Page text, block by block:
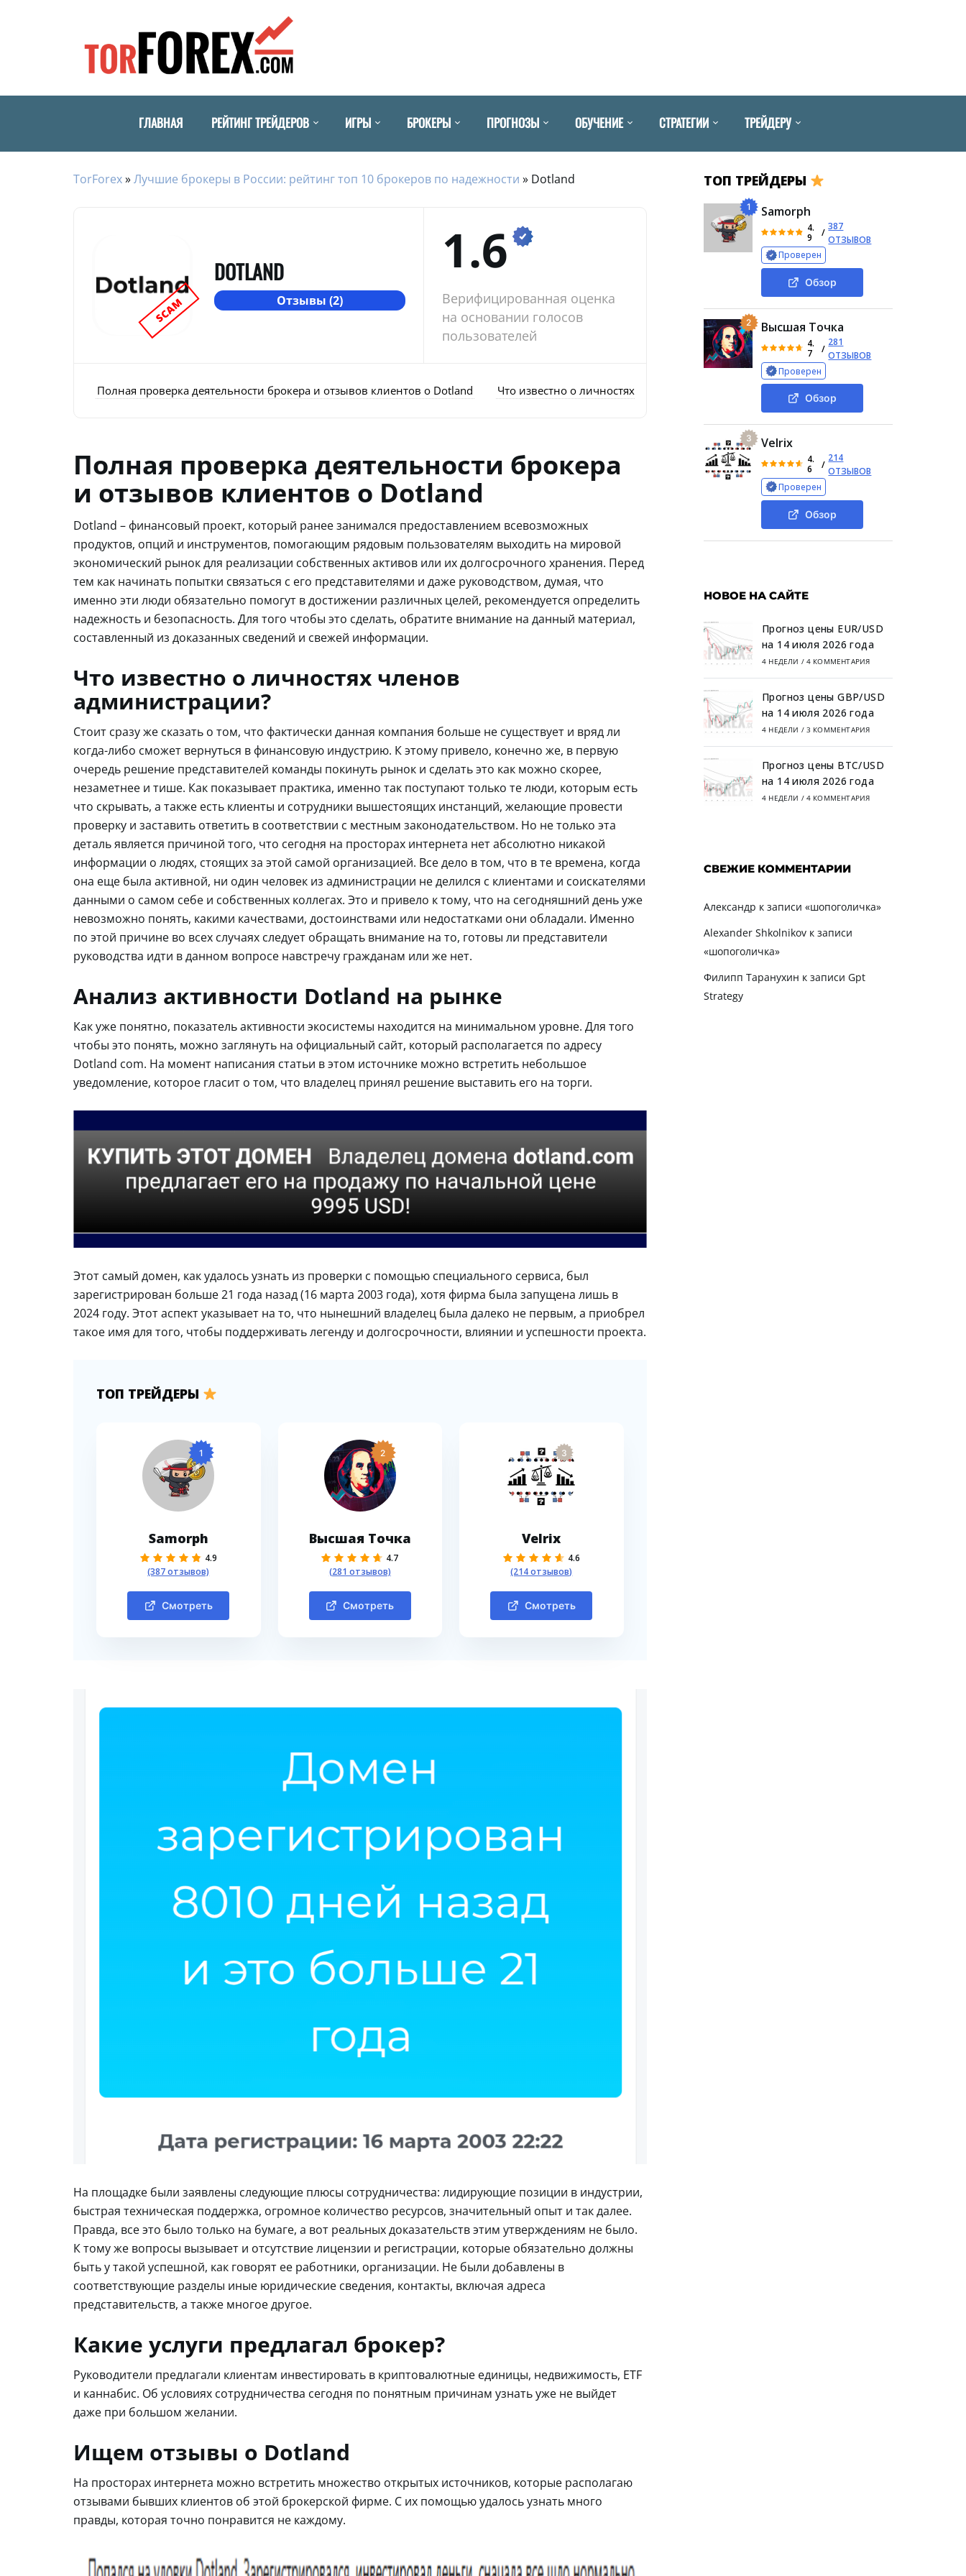
ГЛАВНАЯ РЕЙТИНГ ТРЕЙДЕРОВ ИГРЫ БРОКЕРЫ ПРОГНОЗЫ ОБУЧЕНИЕ СТРАТЕГИИ ТРЕЙДЕРУ
TorForex»Лучшие брокеры в России: рейтинг топ 10 брокеров по надежности » Dotland
SCAM
DOTLAND
Отзывы (2)
1.6
Верифицированная оценка
на основании голосов
пользователей
Полная проверка деятельности брокера и отзывов клиентов о Dotland Что известно о личностях членов администрации? Анализ активности Dotland на
Полная проверка деятельности брокера
и отзывов клиентов о Dotland
Dotland – финансовый проект, который ранее занимался предоставлением всевозможных
продуктов, опций и инструментов, помогающим рядовым пользователям выходить на мировой
экономический рынок для реализации собственных активов или их долгосрочного хранения. Перед
тем как начинать попытки связаться с его представителями и даже руководством, думая, что
именно эти люди обязательно помогут в достижении различных целей, рекомендуется определить
надежность и безопасность. Для того чтобы это сделать, обратите внимание на данный материал,
составленный из доказанных сведений и свежей информации.
Что известно о личностях членов
администрации?
Стоит сразу же сказать о том, что фактически данная компания больше не существует и вряд ли
когда-либо сможет вернуться в финансовую индустрию. К этому привело, конечно же, в первую
очередь решение представителей команды покинуть рынок и сделать это как можно скорее,
незаметнее и тише. Как показывает практика, именно так поступают только те люди, которым есть
что скрывать, а также есть клиенты и сотрудники вышестоящих инстанций, желающие провести
проверку и заставить ответить в соответствии с местным законодательством. Но не только эта
деталь является причиной того, что сегодня на просторах интернета нет абсолютно никакой
информации о людях, стоящих за этой самой организацией. Все дело в том, что в те времена, когда
она еще была активной, ни один человек из администрации не делился с клиентами и соискателями
данными о самом себе и собственных коллегах. Это и привело к тому, что на сегодняшний день уже
невозможно понять, какими качествами, достоинствами или недостатками они обладали. Именно
по этой причине во всех случаях следует обращать внимание на то, готовы ли представители
руководства идти в данном вопросе навстречу гражданам или же нет.
Анализ активности Dotland на рынке
Как уже понятно, показатель активности экосистемы находится на минимальном уровне. Для того
чтобы это понять, можно заглянуть на официальный сайт, который располагается по адресу
Dotland com. На момент написания статьи в этом источнике можно встретить небольшое
уведомление, которое гласит о том, что владелец принял решение выставить его на торги.
Этот самый домен, как удалось узнать из проверки с помощью специального сервиса, был
зарегистрирован больше 21 года назад (16 марта 2003 года), хотя фирма была запущена лишь в
2024 году. Этот аспект указывает на то, что нынешний владелец была далеко не первым, а приобрел
такое имя для того, чтобы поддерживать легенду и долгосрочности, влиянии и успешности проекта.
ТОП ТРЕЙДЕРЫ
1
Samorph
4.9
(387 отзывов)
Смотреть
2
Высшая Точка
4.7
(281 отзывов)
Смотреть
3
Velrix
4.6
(214 отзывов)
Смотреть
На площадке были заявлены следующие плюсы сотрудничества: лидирующие позиции в индустрии,
быстрая техническая поддержка, огромное количество ресурсов, значительный опыт и так далее.
Правда, все это было только на бумаге, а вот реальных доказательств этим утверждениям не было.
К тому же вопросы вызывает и отсутствие лицензии и регистрации, которые обязательно должны
быть у такой успешной, как говорят ее работники, организации. Не были добавлены в
соответствующие разделы иные юридические сведения, контакты, включая адреса
представительств, а также многое другое.
Какие услуги предлагал брокер?
Руководители предлагали клиентам инвестировать в криптовалютные единицы, недвижимость, ETF
и каннабис. Об условиях сотрудничества сегодня по понятным причинам узнать уже не выйдет
даже при большом желании.
Ищем отзывы о Dotland
На просторах интернета можно встретить множество открытых источников, которые располагаю
отзывами бывших клиентов об этой брокерской фирме. С их помощью удалось узнать много
правды, которая точно понравится не каждому.
ТОП ТРЕЙДЕРЫ
1 Samorph
4.
9
/
387
ОТЗЫВОВ
Проверен
Обзор
2 Высшая Точка
4.
7
/
281
ОТЗЫВОВ
Проверен
Обзор
3 Velrix
4.
6
/
214
ОТЗЫВОВ
Проверен
Обзор
НОВОЕ НА САЙТЕ
Прогноз цены EUR/USD
на 14 июля 2026 года
4 НЕДЕЛИ / 4 КОММЕНТАРИЯ
Прогноз цены GBP/USD
на 14 июля 2026 года
4 НЕДЕЛИ / 3 КОММЕНТАРИЯ
Прогноз цены BTC/USD
на 14 июля 2026 года
4 НЕДЕЛИ / 4 КОММЕНТАРИЯ
СВЕЖИЕ КОММЕНТАРИИ
Александр к записи «шопоголичка»
Alexander Shkolnikovк записи
«шопоголичка»
Филипп Таранухин к записи Gpt
Strategy